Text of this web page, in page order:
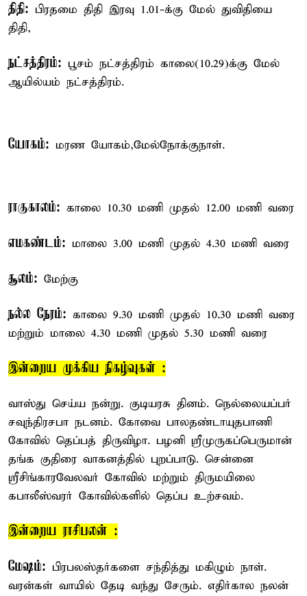
திதி: பிரதமை திதி இரவு 1.01-க்கு மேல் துவிதியை
திதி,
நட்சத்திரம்: பூசம் நட்சத்திரம் காலை(10.29)க்கு மேல்
ஆயில்யம் நட்சத்திரம்.
யோகம்: மரண யோகம்,மேல்நோக்குநாள்.
ராகுகாலம்: காலை 10.30 மணி முதல் 12.00 மணி வரை
எமகண்டம்: மாலை 3.00 மணி முதல் 4.30 மணி வரை
சூலம்: மேற்கு
நல்ல நேரம்: காலை 9.30 மணி முதல் 10.30 மணி வரை
மற்றும் மாலை 4.30 மணி முதல் 5.30 மணி வரை
இன்றைய முக்கிய நிகழ்வுகள் :
வாஸ்து செய்ய நன்று. குடியரசு தினம். நெல்லையப்பர்
சவுந்திரசபா நடனம். கோவை பாலதண்டாயுதபாணி
கோவில் தெப்பத் திருவிழா. பழனி ஸ்ரீமுருகப்பெருமான்
தங்க குதிரை வாகனத்தில் புறப்பாடு. சென்னை
ஸ்ரீசிங்காரவேலவர் கோவில் மற்றும் திருமயிலை
கபாலீஸ்வரர் கோவில்களில் தெப்ப உற்சவம்.
இன்றைய ராசிபலன் :
மேஷம்: பிரபலஸ்தர்களை சந்தித்து மகிழும் நாள்.
வரன்கள் வாயில் தேடி வந்து சேரும். எதிர்கால நலன்